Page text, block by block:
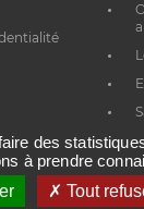
des
à prendre
Tout